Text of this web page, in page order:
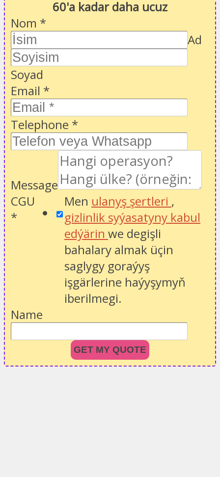
60'a kadar daha ucuz
Nom *
Ad
Soyad
Email *
Telephone *
Message
CGU
*
Men ulanyş şertleri ,
gizlinlik syýasatyny kabul
edýärin we degişli
bahalary almak üçin
saglygy goraýyş
işgärlerine haýyşymyň
iberilmegi.
Name
GET MY QUOTE